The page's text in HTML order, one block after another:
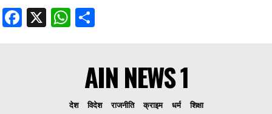
Facebook
X WhatsApp
AIN NEWS 1
देश विदेश राजनीति क्राइम धर्म शिक्षा